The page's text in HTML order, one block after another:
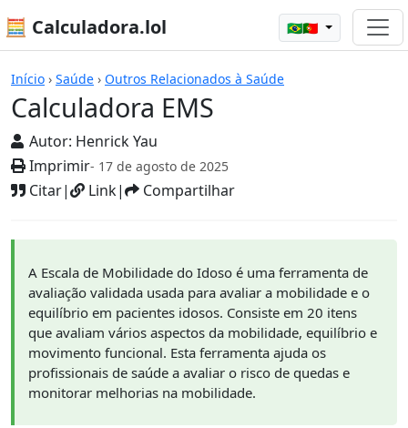
🧮 Calculadora.lol 🇧🇷🇵🇹
Início › Saúde › Outros Relacionados à Saúde
Calculadora EMS
Autor: Henrick Yau
Imprimir- 17 de agosto de 2025
Citar| Link| Compartilhar
Calculadoras
A Escala de Mobilidade do Idoso é uma ferramenta de
avaliação validada usada para avaliar a mobilidade e o
equilíbrio em pacientes idosos. Consiste em 20 itens
que avaliam vários aspectos da mobilidade, equilíbrio e
movimento funcional. Esta ferramenta ajuda os
profissionais de saúde a avaliar o risco de quedas e
monitorar melhorias na mobilidade.